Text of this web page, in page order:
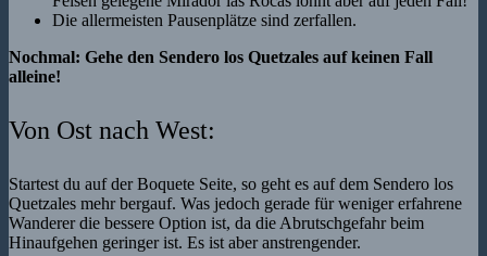
Die allermeisten Pausenplätze sind zerfallen.
Nochmal: Gehe den Sendero los Quetzales auf keinen Fall
alleine!
Von Ost nach West:
Startest du auf der Boquete Seite, so geht es auf dem Sendero los
Quetzales mehr bergauf. Was jedoch gerade für weniger erfahrene
Wanderer die bessere Option ist, da die Abrutschgefahr beim
Hinaufgehen geringer ist. Es ist aber anstrengender.